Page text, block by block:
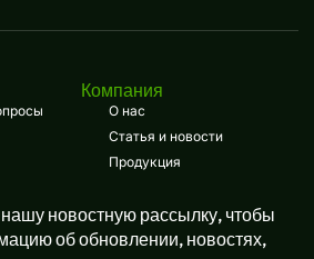
Компания
О нас
Статья и новости
Продукция
новостную рассылку, чтобы
об обновлении, новостях,